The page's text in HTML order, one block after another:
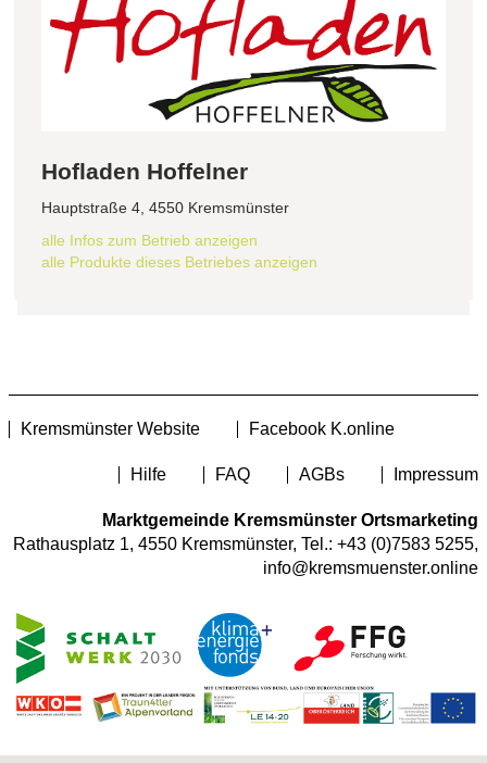
Hofladen Hoffelner
Hauptstraße 4, 4550 Kremsmünster
alle Infos zum Betrieb anzeigen
alle Produkte dieses Betriebes anzeigen
Kremsmünster Website Facebook K.online
Hilfe FAQ AGBs Impressum
Marktgemeinde Kremsmünster Ortsmarketing
Rathausplatz 1, 4550 Kremsmünster, Tel.: +43 (0)7583 5255,
info@kremsmuenster.online